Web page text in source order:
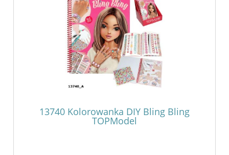
13740 Kolorowanka DIY Bling Bling
TOPModel